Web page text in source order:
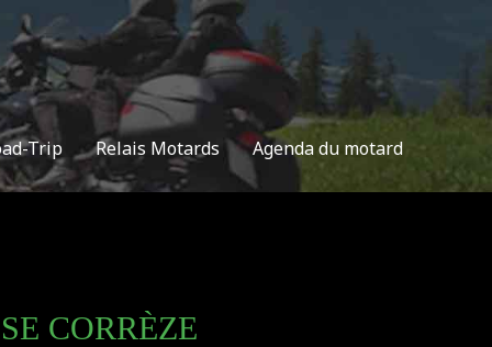
Trip Relais Motards Agenda du motard
CORRÈZE